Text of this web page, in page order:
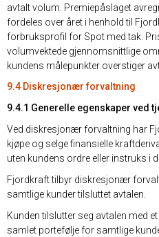
avtalt volum. Premiepåslaget
fordeles over året i henhold til
forbruksprofil for Spot med tak.
volumvektede gjennomsnittlige
kundens målepunkter overstiger
9.4 Diskresjonær forvaltning
9.4.1 Generelle egenskaper ved
Ved diskresjonær forvaltning har
kjøpe og selge finansielle
uten kundens ordre eller instruks i
Fjordkraft tilbyr diskresjonær
samtlige kunder tilsluttet avtalen.
Kunden tilslutter seg avtalen med
samlet portefølje for samtlige